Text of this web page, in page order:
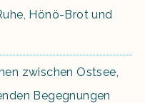
Hönö-Brot und
zwischen Ostsee,
Begegnungen